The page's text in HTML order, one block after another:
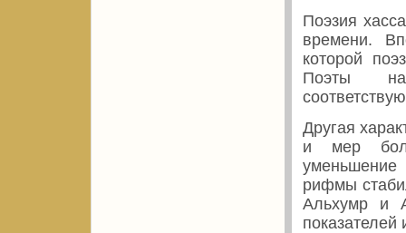
Поэзия
времени.
которой
Поэты
Другая
и мер
уменьшение
рифмы
Aльхумр и